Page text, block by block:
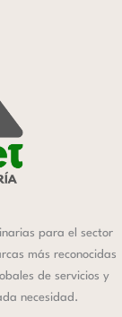
para el sector
más reconocidas
de servicios y
necesidad.